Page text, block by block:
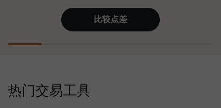
值账户即可获得iPhone、MacBook
或梦想旅行
证6个月内利润增长3倍。放心交易—
您的资金受到保护！
比较点差
热门交易工具